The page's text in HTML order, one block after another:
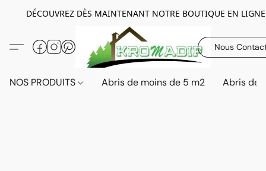
DÉCOUVREZ DÈS MAINTENANT NOTRE BOUTIQUE EN LIGNE
Nous
NOS PRODUITS Abris de moins de 5 m2 Abris de